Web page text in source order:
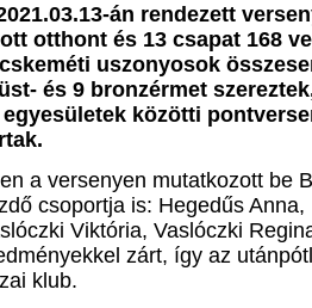
án rendezett
otthont és 13 csapat 168
uszonyosok
és 9 bronzérmet
egyesületek közötti
a versenyen mutatkozott be
csoportja is: Hegedűs
Viktória, Vaslóczki
zárt, így az
klub.